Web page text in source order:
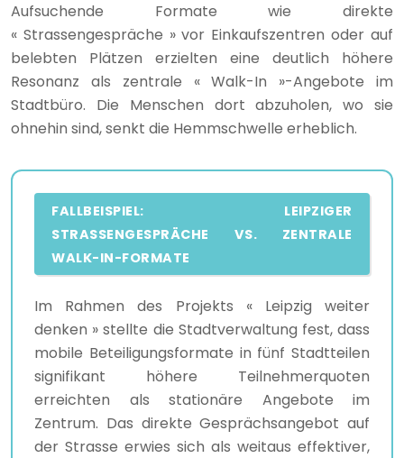
Aufsuchende Formate wie direkte
« Strassengespräche » vor Einkaufszentren oder auf
belebten Plätzen erzielten eine deutlich höhere
Resonanz als zentrale « Walk-In »-Angebote im
Stadtbüro. Die Menschen dort abzuholen, wo sie
ohnehin sind, senkt die Hemmschwelle erheblich.
FALLBEISPIEL: LEIPZIGER
STRASSENGESPRÄCHE VS. ZENTRALE
WALK-IN-FORMATE
Im Rahmen des Projekts « Leipzig weiter
denken » stellte die Stadtverwaltung fest, dass
mobile Beteiligungsformate in fünf Stadtteilen
signifikant höhere Teilnehmerquoten
erreichten als stationäre Angebote im
Zentrum. Das direkte Gesprächsangebot auf
der Strasse erwies sich als weitaus effektiver,